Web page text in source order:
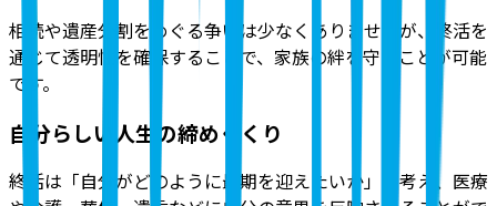
相続や遺産分割をめぐる争いは少なくありませんが、終活を
通じて透明性を確保することで、家族の絆を守ることが可能
です。
自分らしい人生の締めくくり
終活は「自分がどのように最期を迎えたいか」を考え、医療